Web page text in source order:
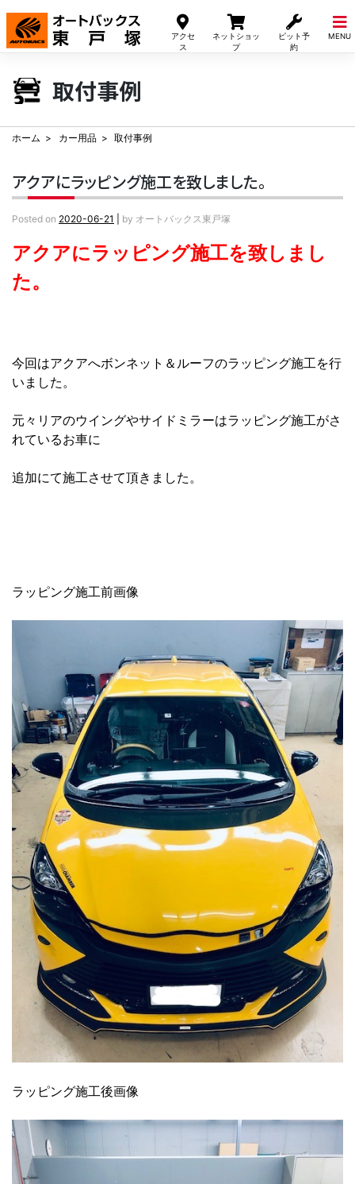
アクセ
ス
ネットショッ
プ
ピット予
約
MENU
Skip
content
取付事例
ホーム カー用品 取付事例
アクアにラッピング施工を致しました。
Posted on 2020-06-21 by オートバックス東戸塚
アクアにラッピング施工を致しまし
た。
今回はアクアへボンネット＆ルーフのラッピング施工を行
いました。
元々リアのウイングやサイドミラーはラッピング施工がさ
れているお車に
追加にて施工させて頂きました。
ラッピング施工前画像
ラッピング施工後画像